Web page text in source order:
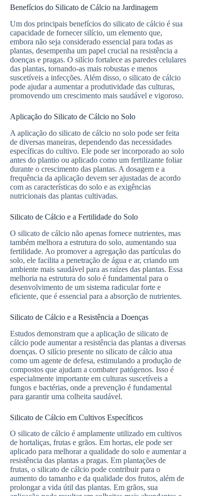
Benefícios do Silicato de Cálcio na Jardinagem
Um dos principais benefícios do silicato de cálcio é sua
capacidade de fornecer silício, um elemento que,
embora não seja considerado essencial para todas as
plantas, desempenha um papel crucial na resistência a
doenças e pragas. O silício fortalece as paredes celulares
das plantas, tornando-as mais robustas e menos
suscetíveis a infecções. Além disso, o silicato de cálcio
pode ajudar a aumentar a produtividade das culturas,
promovendo um crescimento mais saudável e vigoroso.
Aplicação do Silicato de Cálcio no Solo
A aplicação do silicato de cálcio no solo pode ser feita
de diversas maneiras, dependendo das necessidades
específicas do cultivo. Ele pode ser incorporado ao solo
antes do plantio ou aplicado como um fertilizante foliar
durante o crescimento das plantas. A dosagem e a
frequência da aplicação devem ser ajustadas de acordo
com as características do solo e as exigências
nutricionais das plantas cultivadas.
Silicato de Cálcio e a Fertilidade do Solo
O silicato de cálcio não apenas fornece nutrientes, mas
também melhora a estrutura do solo, aumentando sua
fertilidade. Ao promover a agregação das partículas do
solo, ele facilita a penetração de água e ar, criando um
ambiente mais saudável para as raízes das plantas. Essa
melhoria na estrutura do solo é fundamental para o
desenvolvimento de um sistema radicular forte e
eficiente, que é essencial para a absorção de nutrientes.
Silicato de Cálcio e a Resistência a Doenças
Estudos demonstram que a aplicação de silicato de
cálcio pode aumentar a resistência das plantas a diversas
doenças. O silício presente no silicato de cálcio atua
como um agente de defesa, estimulando a produção de
compostos que ajudam a combater patógenos. Isso é
especialmente importante em culturas suscetíveis a
fungos e bactérias, onde a prevenção é fundamental
para garantir uma colheita saudável.
Silicato de Cálcio em Cultivos Específicos
O silicato de cálcio é amplamente utilizado em cultivos
de hortaliças, frutas e grãos. Em hortas, ele pode ser
aplicado para melhorar a qualidade do solo e aumentar a
resistência das plantas a pragas. Em plantações de
frutas, o silicato de cálcio pode contribuir para o
aumento do tamanho e da qualidade dos frutos, além de
prolongar a vida útil das plantas. Em grãos, sua